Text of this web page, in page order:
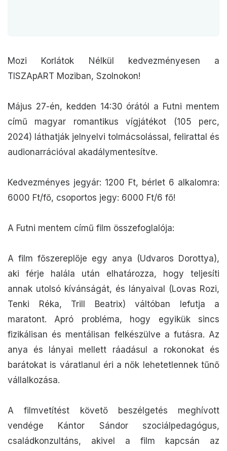
Mozi Korlátok Nélkül kedvezményesen a
TISZApART Moziban, Szolnokon!
Május 27-én, kedden 14:30 órától a Futni mentem
című magyar romantikus vígjátékot (105 perc,
2024) láthatják jelnyelvi tolmácsolással, felirattal és
audionarrációval akadálymentesítve.
Kedvezményes jegyár: 1200 Ft, bérlet 6 alkalomra:
6000 Ft/fő, csoportos jegy: 6000 Ft/6 fő!
A Futni mentem című film összefoglalója:
A film főszereplője egy anya (Udvaros Dorottya),
aki férje halála után elhatározza, hogy teljesíti
annak utolsó kívánságát, és lányaival (Lovas Rozi,
Tenki Réka, Trill Beatrix) váltóban lefutja a
maratont. Apró probléma, hogy egyikük sincs
fizikálisan és mentálisan felkészülve a futásra. Az
anya és lányai mellett ráadásul a rokonokat és
barátokat is váratlanul éri a nők lehetetlennek tűnő
vállalkozása.
A filmvetítést követő beszélgetés meghívott
vendége Kántor Sándor szociálpedagógus,
családkonzultáns, akivel a film kapcsán az